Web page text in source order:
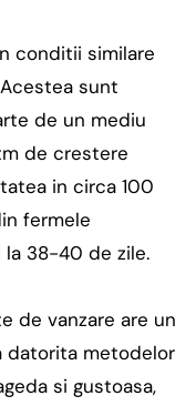
conditii similare
sunt
de un mediu
de crestere
in circa 100
fermele
38-40 de zile.
de vanzare are un
datorita metodelor
si gustoasa,